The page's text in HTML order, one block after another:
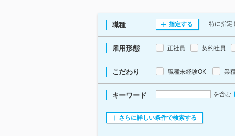
職種 指定する 特に指定
雇用形態 正社員 契約社員
こだわり 職種未経験OK 業
キーワード を含む
さらに詳しい条件で検索する